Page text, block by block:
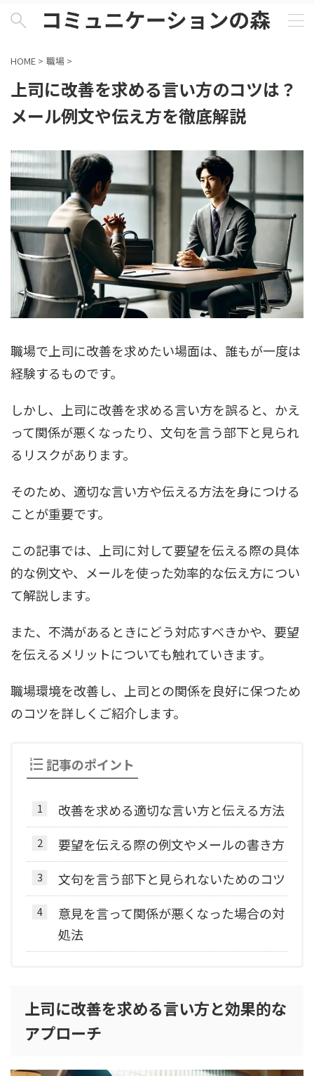
HOME > 職場 >
上司に改善を求める言い方のコツは？
メール例文や伝え方を徹底解説
職場で上司に改善を求めたい場面は、誰もが一度は
経験するものです。
しかし、上司に改善を求める言い方を誤ると、かえ
って関係が悪くなったり、文句を言う部下と見られ
るリスクがあります。
そのため、適切な言い方や伝える方法を身につける
ことが重要です。
この記事では、上司に対して要望を伝える際の具体
的な例文や、メールを使った効率的な伝え方につい
て解説します。
また、不満があるときにどう対応すべきかや、要望
を伝えるメリットについても触れていきます。
職場環境を改善し、上司との関係を良好に保つため
のコツを詳しくご紹介します。
記事のポイント
改善を求める適切な言い方と伝える方法
要望を伝える際の例文やメールの書き方
文句を言う部下と見られないためのコツ
意見を言って関係が悪くなった場合の対
処法
上司に改善を求める言い方と効果的な
アプローチ